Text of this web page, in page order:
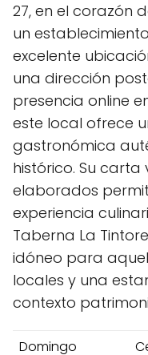
27, en el corazón
un
excelente
una dirección
presencia online
este local ofrece
gastronómica
histórico. Su
elaborados
experiencia
Taberna La
idóneo para
locales y una
contexto
Domingo